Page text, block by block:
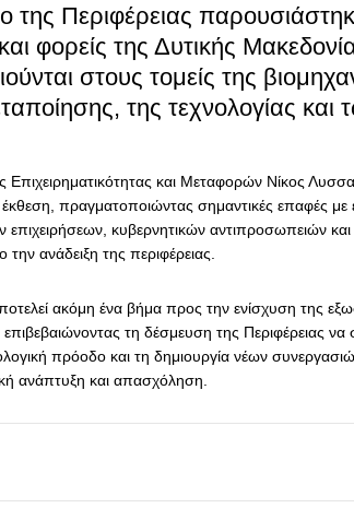
της Περιφέρειας
φορείς της Δυτικής
στους τομείς της
της τεχνολογίας και
Επιχειρηματικότητας και Μεταφορών Νίκος
πραγματοποιώντας σημαντικές επαφές
επιχειρήσεων, κυβερνητικών αντιπροσωπειών
την ανάδειξη της περιφέρειας.
ακόμη ένα βήμα προς την ενίσχυση της
τη δέσμευση της Περιφέρειας να
πρόοδο και τη δημιουργία νέων
ανάπτυξη και απασχόληση.